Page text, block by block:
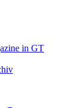
in GT